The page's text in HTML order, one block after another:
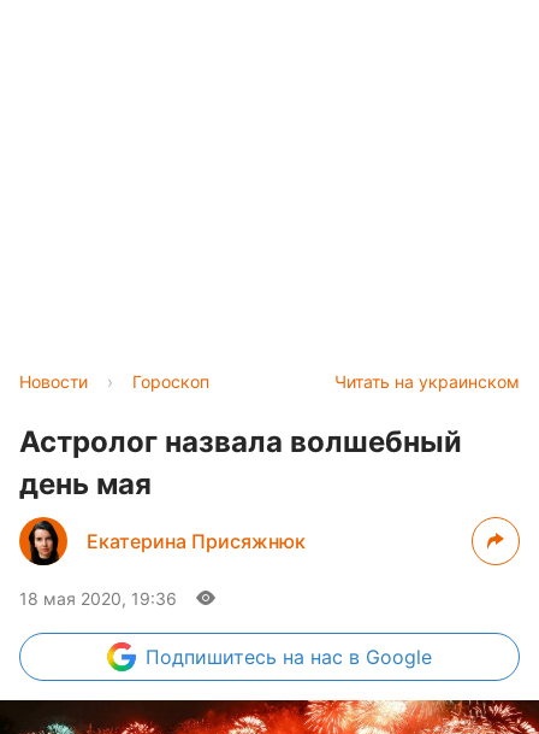
Читать на украинском
Новости › Гороскоп
Астролог назвала волшебный
день мая
Екатерина Присяжнюк
18 мая 2020, 19:36
Подпишитесь на нас в Google